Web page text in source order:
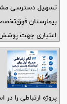
تسهیل دسترسی
بیمارستان
اعتباری جهت
کلید زد.
پروژه ارتباطی را در